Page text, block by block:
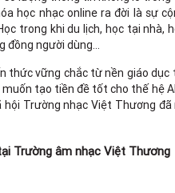
học nhạc online ra đời là sự
trong khi du lịch, học tại
đồng người dùng…
thức vững chắc từ nền giáo
tạo tiền đề tốt cho thế hệ
hội Trường nhạc Việt Thương
Trường âm nhạc Việt Thương